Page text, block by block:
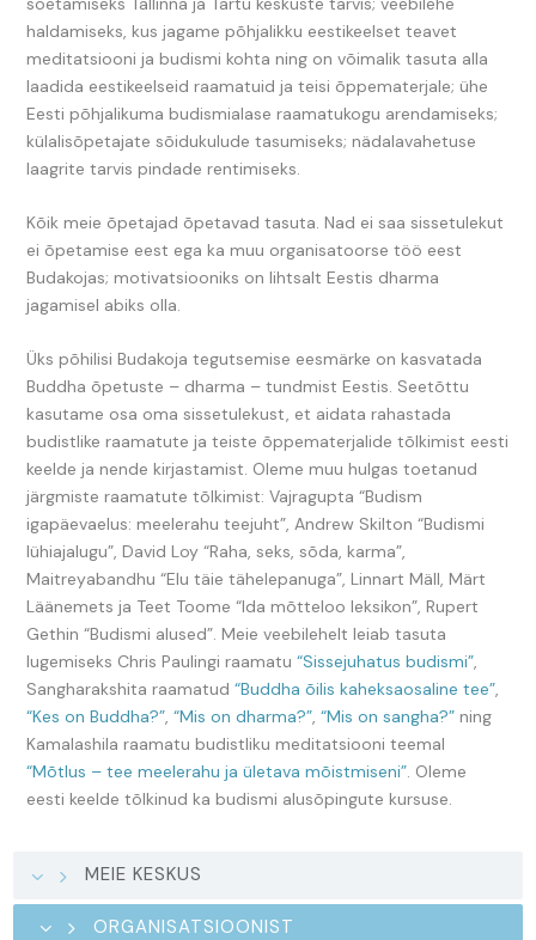
haldamiseks, kus jagame põhjalikku eestikeelset teavet
meditatsiooni ja budismi kohta ning on võimalik tasuta alla
laadida eestikeelseid raamatuid ja teisi õppematerjale; ühe
Eesti põhjalikuma budismialase raamatukogu arendamiseks;
külalisõpetajate sõidukulude tasumiseks; nädalavahetuse
laagrite tarvis pindade rentimiseks.
Kõik meie õpetajad õpetavad tasuta. Nad ei saa sissetulekut
ei õpetamise eest ega ka muu organisatoorse töö eest
Budakojas; motivatsiooniks on lihtsalt Eestis dharma
jagamisel abiks olla.
Üks põhilisi Budakoja tegutsemise eesmärke on kasvatada
Buddha õpetuste – dharma – tundmist Eestis. Seetõttu
kasutame osa oma sissetulekust, et aidata rahastada
budistlike raamatute ja teiste õppematerjalide tõlkimist eesti
keelde ja nende kirjastamist. Oleme muu hulgas toetanud
järgmiste raamatute tõlkimist: Vajragupta “Budism
igapäevaelus: meelerahu teejuht”, Andrew Skilton “Budismi
lühiajalugu”, David Loy “Raha, seks, sõda, karma”,
Maitreyabandhu “Elu täie tähelepanuga”, Linnart Mäll, Märt
Läänemets ja Teet Toome “Ida mõtteloo leksikon”, Rupert
Gethin “Budismi alused”. Meie veebilehelt leiab tasuta
lugemiseks Chris Paulingi raamatu“Sissejuhatus budismi”,
Sangharakshita raamatud“Buddha õilis kaheksaosaline tee”,
“Kes on Buddha?”,“Mis on dharma?”,“Mis on sangha?” ning
Kamalashila raamatu budistliku meditatsiooni teemal
“Mõtlus – tee meelerahu ja ületava mõistmiseni”. Oleme
eesti keelde tõlkinud ka budismi alusõpingute kursuse.
MEIE KESKUS
ORGANISATSIOONIST